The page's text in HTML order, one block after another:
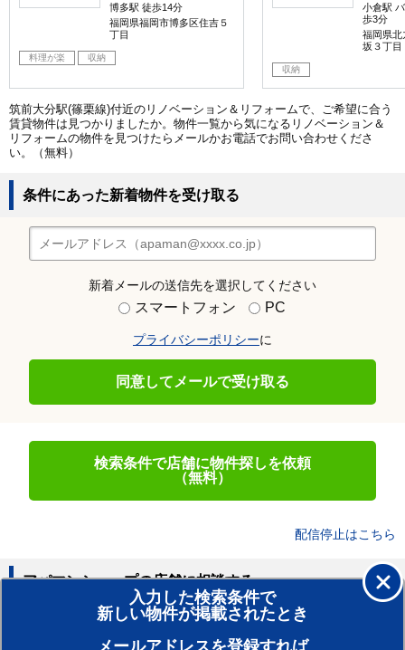
博多駅 徒歩14分
福岡県福岡市博多区住吉５
丁目
料理が楽 収納
小倉駅
歩3分
福岡県北
坂３丁目
収納
筑前大分駅(篠栗線)付近のリノベーション＆リフォームで、ご希望に合う
賃貸物件は見つかりましたか。物件一覧から気になるリノベーション＆
リフォームの物件を見つけたらメールかお電話でお問い合わせくださ
い。（無料）
条件にあった新着物件を受け取る
新着メールの送信先を選択してください
スマートフォン PC
プライバシーポリシーに
同意してメールで受け取る
検索条件で店舗に物件探しを依頼
（無料）
配信停止はこちら
入力した検索条件で
新しい物件が掲載されたとき
メールアドレスを登録すれば
アパマンショップの店舗に相談する
賃貸のプロがお部屋探し！
おまかせ物件リクエスト